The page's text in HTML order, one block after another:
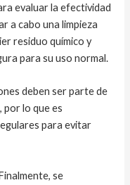
evaluar la efectividad
a cabo una limpieza
residuo químico y
para su uso normal.
deben ser parte de
por lo que es
para evitar
se